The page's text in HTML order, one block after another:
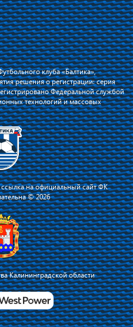
использует файлы cookie для
сервис Яндекс.Метрика. Оставаясь
применения.
клуба «Балтика»,
решения о регистрации: серия
Федеральной службой
технологий и массовых
на официальный сайт ФК
© 2026
Калининградской области